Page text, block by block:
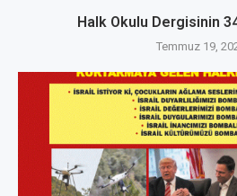
Halk Okulu Dergisinin
Temmuz 19,